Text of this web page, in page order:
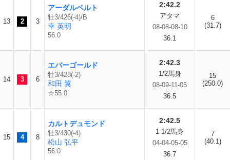
13 2 3
アーダルベルト
牡3/426(-4)/B
幸 英明
56.0
2:42.2
アタマ
08-08-08-10
36.1
6
(31.7)
14 3 6
エバーゴールド
牡3/428(-2)
和田 翼
☆55.0
2:42.3
1/2馬身
08-09-11-05
36.5
15
(250.0)
15 4 8
カルトデュモンド
牡3/430(-4)
松山 弘平
56.0
2:42.5
1 1/2馬身
04-04-05-05
36.7
7
(40.1)